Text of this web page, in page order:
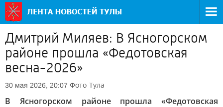
Дмитрий Миляев: В Ясногорском
районе прошла «Федотовская
весна-2026»
30 мая 2026, 20:07 Фото Тула
В Ясногорском районе прошла «Федотовская